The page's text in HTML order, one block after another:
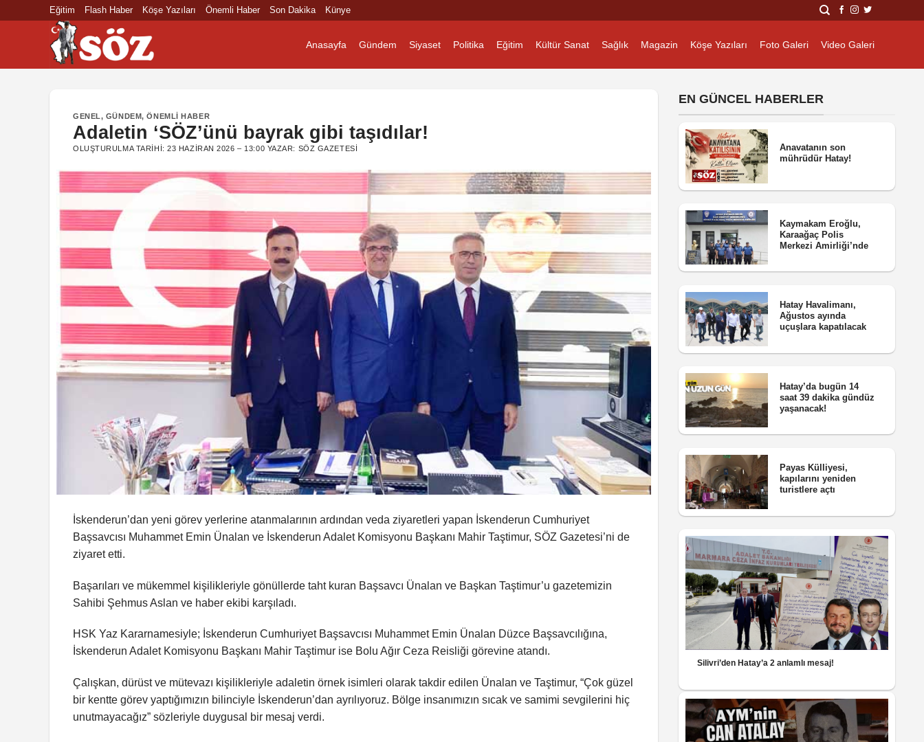
Eğitim Flash Haber Köşe Yazıları Önemli Haber Son Dakika Künye
Anasayfa Gündem Siyaset Politika Eğitim Kültür Sanat Sağlık Magazin Köşe Yazıları Foto Galeri Video Galeri
GENEL, GÜNDEM,ÖNEMLI HABER
Adaletin ‘SÖZ’ünü bayrak gibi taşıdılar!
OLUŞTURULMA TARIHI:23 HAZIRAN 2026 – 13:00 YAZAR: SÖZ GAZETESI
İskenderun’dan yeni görev yerlerine atanmalarının ardından veda ziyaretleri yapan İskenderun Cumhuriyet
Başsavcısı Muhammet Emin Ünalan ve İskenderun Adalet Komisyonu Başkanı Mahir Taştimur, SÖZ Gazetesi’ni de
ziyaret etti.
Başarıları ve mükemmel kişilikleriyle gönüllerde taht kuran Başsavcı Ünalan ve Başkan Taştimur’u gazetemizin
Sahibi Şehmus Aslan ve haber ekibi karşıladı.
HSK Yaz Kararnamesiyle; İskenderun Cumhuriyet Başsavcısı Muhammet Emin Ünalan Düzce Başsavcılığına,
İskenderun Adalet Komisyonu Başkanı Mahir Taştimur ise Bolu Ağır Ceza Reisliği görevine atandı.
Çalışkan, dürüst ve mütevazı kişilikleriyle adaletin örnek isimleri olarak takdir edilen Ünalan ve Taştimur, “Çok güzel
bir kentte görev yaptığımızın bilinciyle İskenderun’dan ayrılıyoruz. Bölge insanımızın sıcak ve samimi sevgilerini hiç
unutmayacağız” sözleriyle duygusal bir mesaj verdi.
EN GÜNCEL HABERLER
Anavatanın son
mührüdür Hatay!
Kaymakam Eroğlu,
Karaağaç Polis
Merkezi Amirliği’nde
Hatay Havalimanı,
Ağustos ayında
uçuşlara kapatılacak
Hatay’da bugün 14
saat 39 dakika gündüz
yaşanacak!
Payas Külliyesi,
kapılarını yeniden
turistlere açtı
Silivri’den Hatay’a 2 anlamlı mesaj!